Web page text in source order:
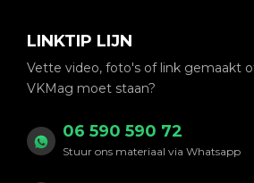
LINKTIP LIJN
Vette video, foto's of link gemaakt
VKMag moet staan?
06 590 590 72
Stuur ons materiaal via Whatsapp